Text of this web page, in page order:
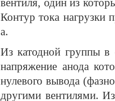
вентиля, один из
Контур тока нагрузки
а.
Из катодной группы в
напряжение анода
нулевого вывода
другими вентилями.